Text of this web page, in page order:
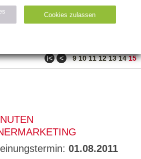
Bestseller
ǀ< < 9 10 11 12 13 14 15
01.08.2011
Cookies zulassen
den Zustimmungsstatus des